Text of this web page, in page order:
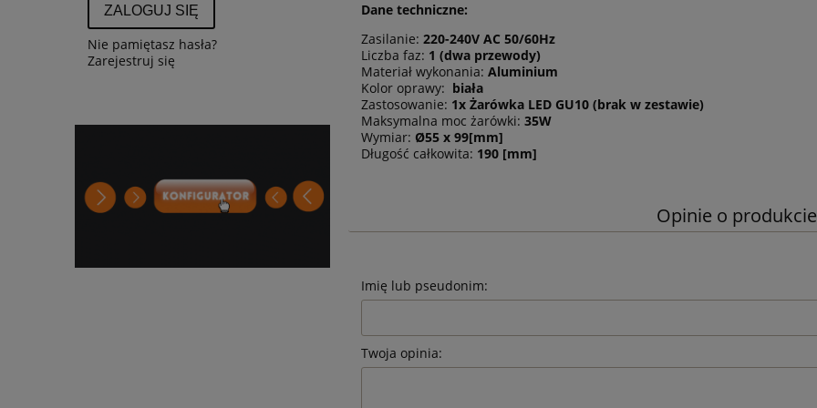
ZALOGUJ SIĘ
Nie pamiętasz hasła?
Zarejestruj się
Dane techniczne:
Zasilanie: 220-240V AC 50/60Hz
Liczba faz: 1 (dwa przewody)
Materiał wykonania: Aluminium
Kolor oprawy: biała
Zastosowanie: 1x Żarówka LED GU10 (brak w zestawie)
Maksymalna moc żarówki: 35W
Wymiar: Ø55 x 99[mm]
Długość całkowita: 190 [mm]
Opinie o
Imię lub pseudonim:
Twoja opinia: